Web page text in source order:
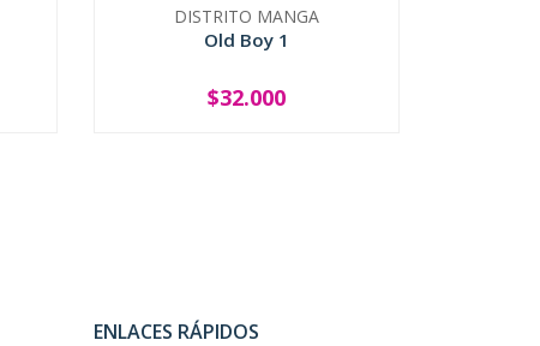
DISTRITO MANGA
Old Boy 1
+
$32.000
ENLACES RÁPIDOS